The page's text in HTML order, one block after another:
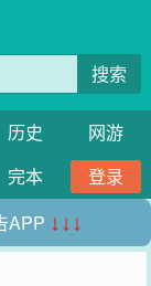
搜索
历史
网游
完本
登录
APP ↓↓↓